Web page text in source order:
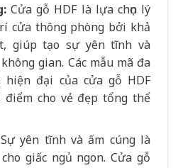
Cửa gỗ HDF là lựa chọn lý
cửa thông phòng bởi khả
giúp tạo sự yên tĩnh và
gian. Các mẫu mã đa
hiện đại của cửa gỗ HDF
điểm cho vẻ đẹp tổng thể
Sự yên tĩnh và ấm cúng là
giấc ngủ ngon. Cửa gỗ